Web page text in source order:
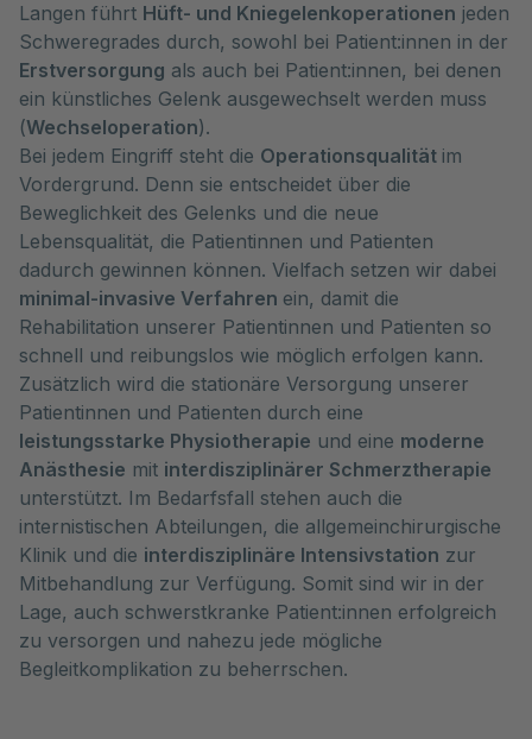
Langen führt Hüft- und Kniegelenkoperationen jeden
Schweregrades durch, sowohl bei Patient:innen in der
Erstversorgung als auch bei Patient:innen, bei denen
ein künstliches Gelenk ausgewechselt werden muss
(Wechseloperation).
Bei jedem Eingriff steht die Operationsqualität im
Vordergrund. Denn sie entscheidet über die
Beweglichkeit des Gelenks und die neue
Lebensqualität, die Patientinnen und Patienten
dadurch gewinnen können. Vielfach setzen wir dabei
minimal-invasive Verfahren ein, damit die
Rehabilitation unserer Patientinnen und Patienten so
schnell und reibungslos wie möglich erfolgen kann.
Zusätzlich wird die stationäre Versorgung unserer
Patientinnen und Patienten durch eine
leistungsstarke Physiotherapie und eine moderne
Anästhesie mit interdisziplinärer Schmerztherapie
unterstützt. Im Bedarfsfall stehen auch die
internistischen Abteilungen, die allgemeinchirurgische
Klinik und die interdisziplinäre Intensivstation zur
Mitbehandlung zur Verfügung. Somit sind wir in der
Lage, auch schwerstkranke Patient:innen erfolgreich
zu versorgen und nahezu jede mögliche
Begleitkomplikation zu beherrschen.